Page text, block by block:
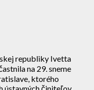
republiky Ivetta
na 29. sneme
ktorého
ústavných činiteľov.